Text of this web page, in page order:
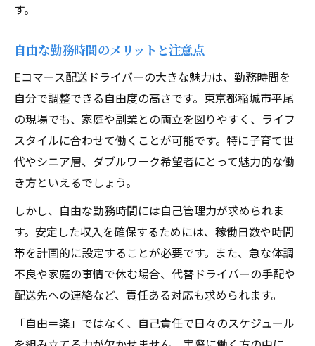
す。
自由な勤務時間のメリットと注意点
Eコマース配送ドライバーの大きな魅力は、勤務時間を
自分で調整できる自由度の高さです。東京都稲城市平尾
の現場でも、家庭や副業との両立を図りやすく、ライフ
スタイルに合わせて働くことが可能です。特に子育て世
代やシニア層、ダブルワーク希望者にとって魅力的な働
き方といえるでしょう。
しかし、自由な勤務時間には自己管理力が求められま
す。安定した収入を確保するためには、稼働日数や時間
帯を計画的に設定することが必要です。また、急な体調
不良や家庭の事情で休む場合、代替ドライバーの手配や
配送先への連絡など、責任ある対応も求められます。
「自由＝楽」ではなく、自己責任で日々のスケジュール